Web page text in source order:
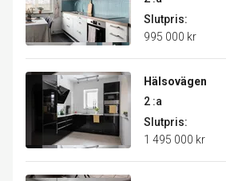
Slutpris:
995 000 kr
Hälsovägen
2 :a
Slutpris:
1 495 000 kr